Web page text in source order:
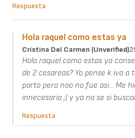
Respuesta
Hola raquel como estas ya
Cristina Del Carmen (unverified)
Hola raquel como estas ya
de 2 cesareas? Yo pense k iva a
parto pero noo no fue asi... Me
innecesaria ;( y ya no se si
Respuesta